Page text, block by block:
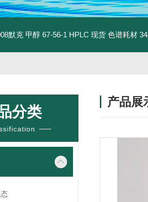
默克 甲醇 67-56-1 HPLC 现货 色谱耗材
分类
产品展